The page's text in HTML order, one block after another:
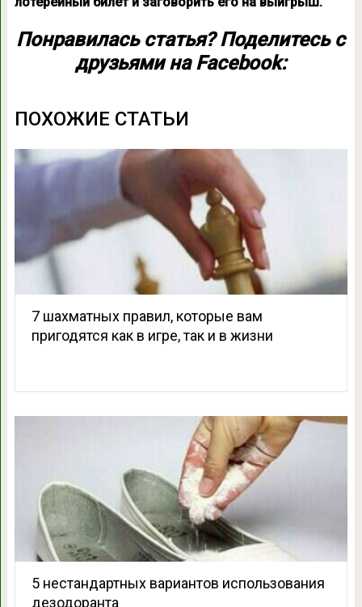
Понравилась статья? Поделитесь с
друзьями на Facebook:
ПОХОЖИЕ СТАТЬИ
7 шахматных правил, которые вам
пригодятся как в игре, так и в жизни
5 нестандартных вариантов использования
дезодоранта